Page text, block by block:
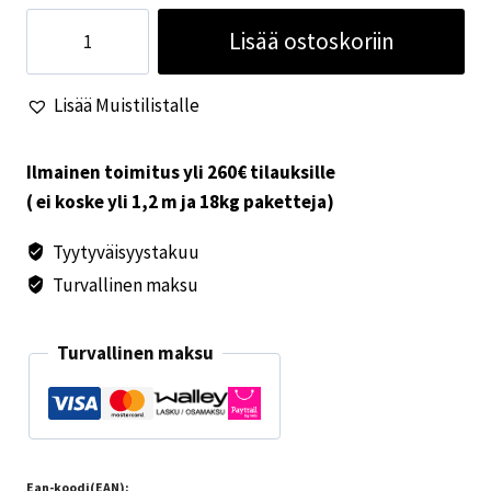
II
40x40
määrä
Lisää ostoskoriin
Lisää Muistilistalle
Ilmainen toimitus yli 260€ tilauksille
( ei koske yli 1,2 m ja 18kg paketteja)
Tyytyväisyystakuu
Turvallinen maksu
Turvallinen maksu
Ean-koodi(EAN):